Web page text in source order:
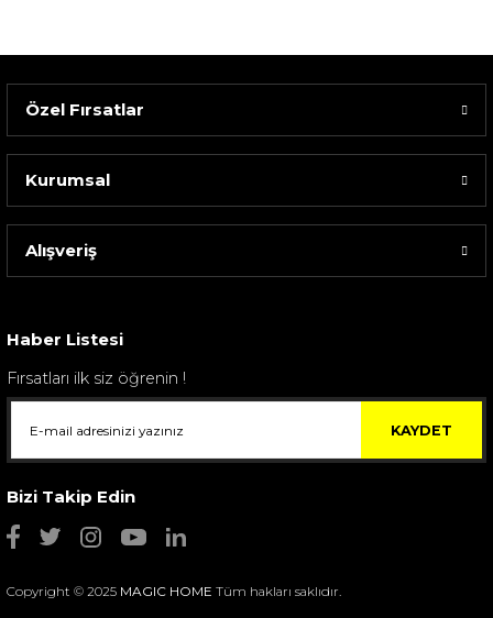
Sarev Elfıda Flanel Nevresim Takımı Çift Kişili...
Özel Fırsatlar
Kurumsal
Alışveriş
Haber Listesi
Fırsatları ilk siz öğrenin !
KAYDET
Bizi Takip Edin
Copyright © 2025 MAGIC HOME Tüm hakları saklıdır.